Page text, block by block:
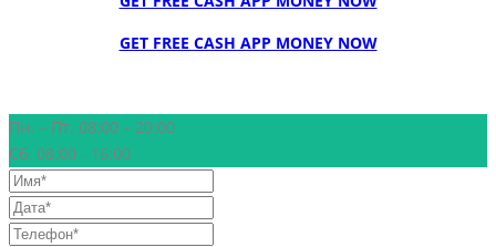
GET FREE CASH APP MONEY NOW
Пн. – Пт. 08:00 – 20:00
Сб. 08:00 - 16:00